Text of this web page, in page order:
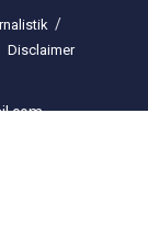
Disclaimer